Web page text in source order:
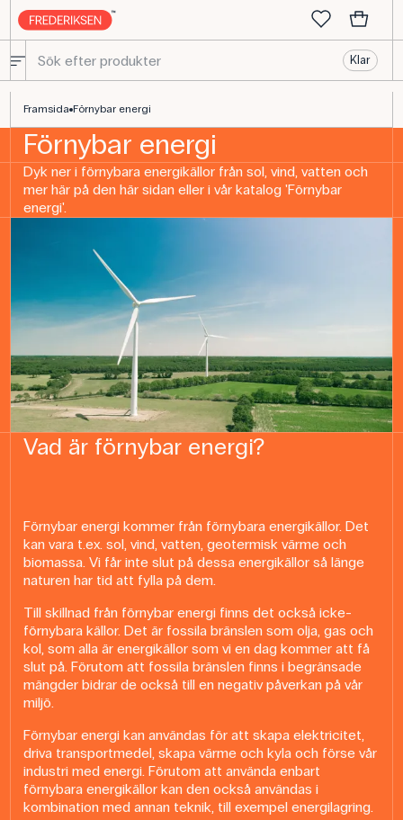
Klar
Framsida Förnybar energi
Förnybar energi
Dyk ner i förnybara energikällor från sol, vind, vatten och
mer här på den här sidan eller i vår katalog 'Förnybar
energi'.
Vad är förnybar energi?
Förnybar energi kommer från förnybara energikällor. Det
kan vara t.ex. sol, vind, vatten, geotermisk värme och
biomassa. Vi får inte slut på dessa energikällor så länge
naturen har tid att fylla på dem.
Till skillnad från förnybar energi finns det också icke-
förnybara källor. Det är fossila bränslen som olja, gas och
kol, som alla är energikällor som vi en dag kommer att få
slut på. Förutom att fossila bränslen finns i begränsade
mängder bidrar de också till en negativ påverkan på vår
miljö.
Förnybar energi kan användas för att skapa elektricitet,
driva transportmedel, skapa värme och kyla och förse vår
industri med energi. Förutom att använda enbart
förnybara energikällor kan den också användas i
kombination med annan teknik, till exempel energilagring.